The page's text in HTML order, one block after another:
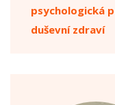
psychologická
duševní zdraví